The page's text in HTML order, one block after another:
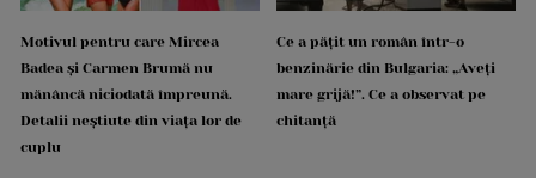
Motivul pentru care Mircea
Badea și Carmen Brumă nu
mănâncă niciodată împreună.
Detalii neștiute din viața lor de
cuplu
Ce a pățit un român într-o
benzinărie din Bulgaria: „Aveți
mare grijă!”. Ce a observat pe
chitanță